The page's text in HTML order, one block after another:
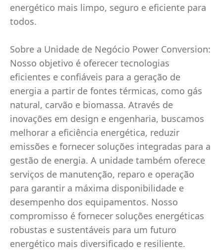
energético mais limpo, seguro e eficiente para
todos.
Sobre a Unidade de Negócio Power Conversion:
Nosso objetivo é oferecer tecnologias
eficientes e confiáveis para a geração de
energia a partir de fontes térmicas, como gás
natural, carvão e biomassa. Através de
inovações em design e engenharia, buscamos
melhorar a eficiência energética, reduzir
emissões e fornecer soluções integradas para a
gestão de energia. A unidade também oferece
serviços de manutenção, reparo e operação
para garantir a máxima disponibilidade e
desempenho dos equipamentos. Nosso
compromisso é fornecer soluções energéticas
robustas e sustentáveis para um futuro
energético mais diversificado e resiliente.